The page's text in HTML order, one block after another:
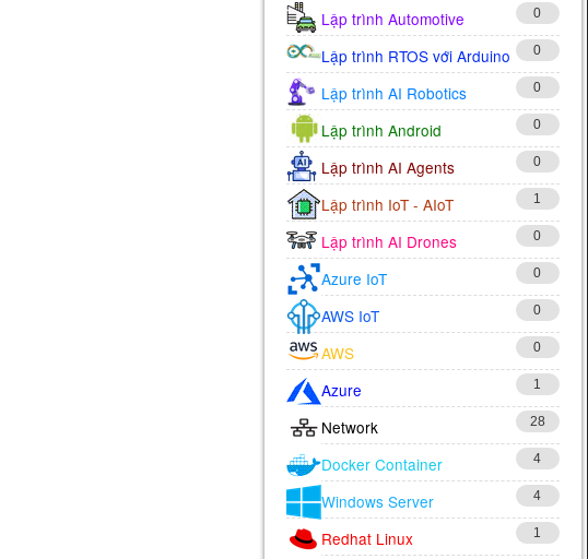
Lập trình Automotive 0
Lập trình RTOS với Arduino 0
Lập trình AI Robotics 0
Lập trình Android 0
Lập trình AI Agents 0
Lập trình IoT - AIoT 1
Lập trình AI Drones 0
Azure IoT 0
AWS IoT 0
AWS 0
Azure 1
Network 28
Docker Container 4
Windows Server 4
Redhat Linux 1